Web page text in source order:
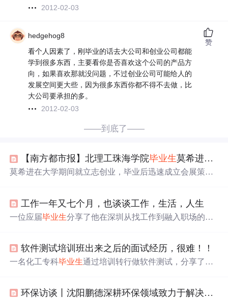
2012-02-03
hedgehog8
看个人因素了，刚毕业的话去大公司和创业公司都能
学到很多东西，主要看你是否喜欢这个公司的产品方
向，如果喜欢那就没问题，不过创业公司可能给人的
发展空间更大些，因为很多东西你都不得不去做，比
大公司要承担的多。
2012-02-03
赞
——到底了——
【南方都市报】北理工珠海学院毕业生莫希进：大一就决定创业
莫希进在大学期间就立志创业，毕业后迅速成立会展策划
案和坚持不懈的努力赢得客户信任。
工作一年又七个月，也谈谈工作，生活，人生
一位应届毕业生分享了他在深圳从找工作到融入职场的经
软件测试培训班出来之后的面试经历，很难！！
一名化工专科毕业生通过培训转行做软件测试，分享了其
数据库、自动化测试等方面。经过复习和学习，逐步提升
环保访谈丨沈阳鹏德深耕环保领域致力于解决地下水环境与资源问题